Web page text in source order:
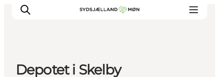
Depotet i Skelby